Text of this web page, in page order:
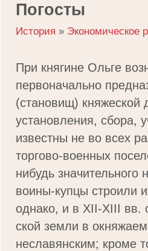
Погосты
История » Экономическое
При княгине Ольге
первоначально
(становищ) княжеской
установления, сбора,
известны не во всех
торгово-военных
нибудь
воины-купцы строили
однако, и в XII-XIII вв.
ской земли в
неславянским; кроме